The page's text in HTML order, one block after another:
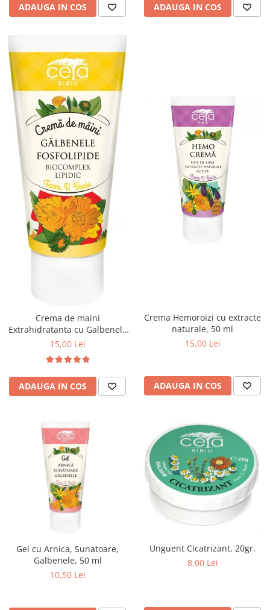
ADAUGA IN COS ADAUGA IN COS
Crema de maini
Extrahidratanta cu Galbenele
si Fosfolipide, 50ml
15,00 Lei
ADAUGA IN COS
Crema Hemoroizi cu extracte
naturale, 50 ml
15,00 Lei
ADAUGA IN COS
Gel cu Arnica, Sunatoare,
Galbenele, 50 ml
10,50 Lei
Unguent Cicatrizant, 20gr.
8,00 Lei